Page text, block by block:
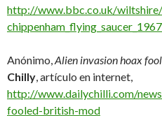
http://www.bbc.co.uk/
Anónimo,Alien invasion hoax
Chilly, artículo en internet,
http://www.dailychilli.com/
fooled-british-mod